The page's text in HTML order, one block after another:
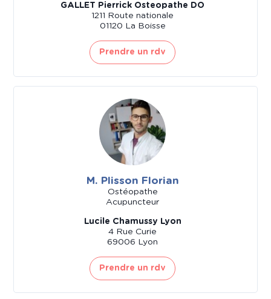
GALLET Pierrick Osteopathe DO
1211 Route nationale
01120 La Boisse
Prendre un rdv
M. Plisson Florian
Ostéopathe
Acupuncteur
Lucile Chamussy Lyon
4 Rue Curie
69006 Lyon
Prendre un rdv